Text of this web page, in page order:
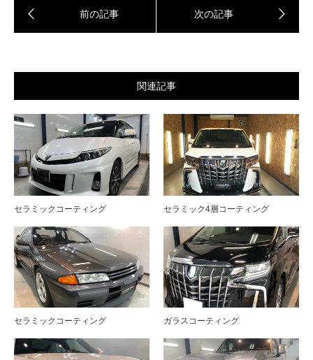
関連記事
セラミックコーティング セラミック4層コーティング
セラミックコーティング ガラスコーティング